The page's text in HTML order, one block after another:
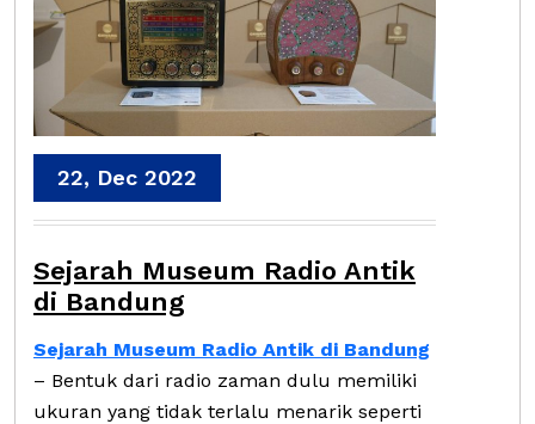
22, Dec 2022
Sejarah Museum Radio Antik
di Bandung
Sejarah Museum Radio Antik di Bandung
– Bentuk dari radio zaman dulu memiliki
ukuran yang tidak terlalu menarik seperti